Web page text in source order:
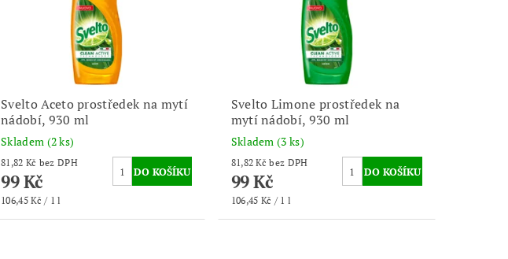
Svelto Aceto prostředek na mytí
nádobí, 930 ml
Skladem (2 ks)
81,82 Kč bez DPH
99 Kč
106,45 Kč / 1 l
Svelto Limone prostředek na
mytí nádobí, 930 ml
Skladem(3 ks)
81,82 Kč bez DPH
99 Kč
106,45 Kč / 1 l